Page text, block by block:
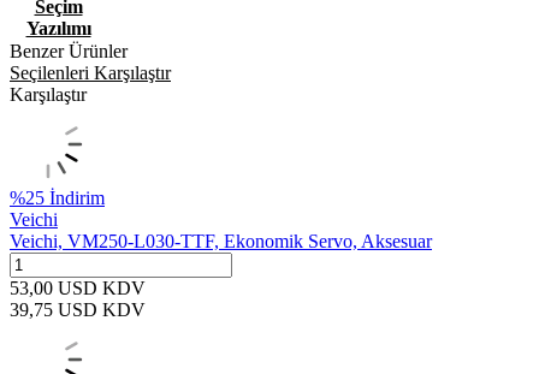
Seçim
Yazılımı
Benzer Ürünler
Seçilenleri Karşılaştır
Karşılaştır
%25 İndirim
Veichi
Veichi, VM250-L030-TTF, Ekonomik Servo, Aksesuar
53,00 USD KDV
39,75 USD KDV